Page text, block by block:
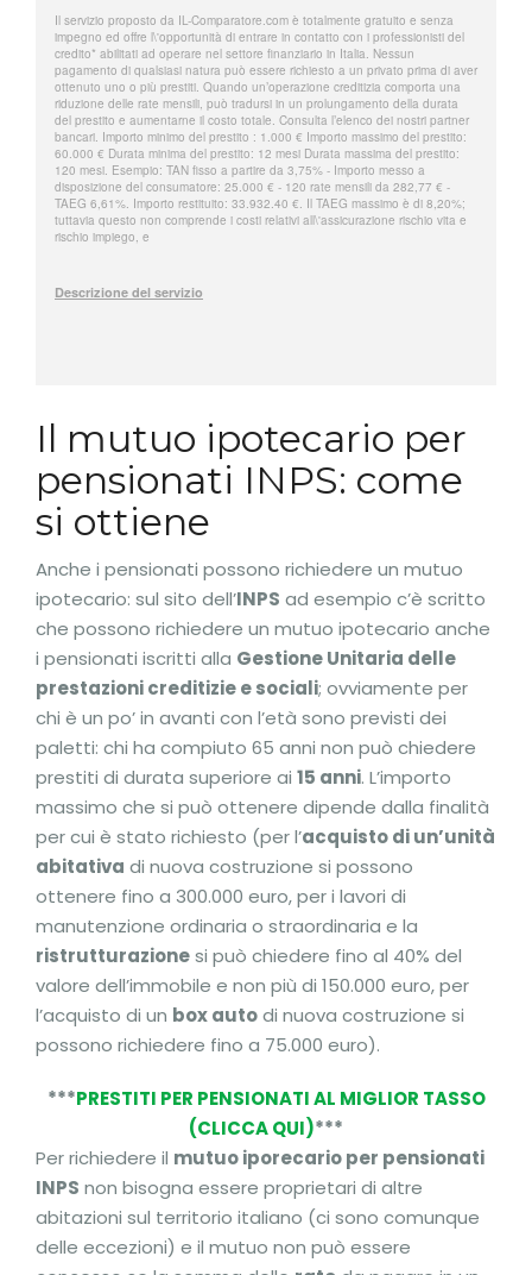
Il mutuo ipotecario per
pensionati INPS: come
si ottiene
Anche i pensionati possono richiedere un mutuo
ipotecario: sul sito dell’INPS ad esempio c’è scritto
che possono richiedere un mutuo ipotecario anche
i pensionati iscritti alla Gestione Unitaria delle
prestazioni creditizie e sociali; ovviamente per
chi è un po’ in avanti con l’età sono previsti dei
paletti: chi ha compiuto 65 anni non può chiedere
prestiti di durata superiore ai 15 anni. L’importo
massimo che si può ottenere dipende dalla finalità
per cui è stato richiesto (per l’acquisto di un’unità
abitativa di nuova costruzione si possono
ottenere fino a 300.000 euro, per i lavori di
manutenzione ordinaria o straordinaria e la
ristrutturazionesi può chiedere fino al 40% del
valore dell’immobile e non più di 150.000 euro, per
l’acquisto di un box autodi nuova costruzione si
possono richiedere fino a 75.000 euro).
***PRESTITI PER PENSIONATI AL MIGLIOR TASSO
(CLICCA QUI)***
Per richiedere il mutuo iporecario per pensionati
INPS non bisogna essere proprietari di altre
abitazioni sul territorio italiano (ci sono comunque
delle eccezioni) e il mutuo non può essere